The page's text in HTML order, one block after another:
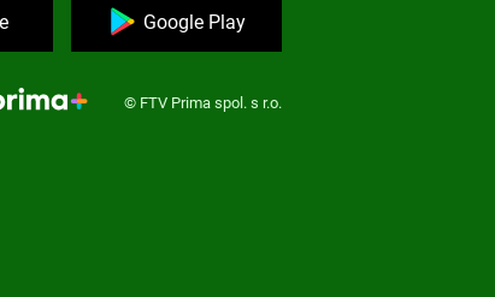
Google Play
© FTV Prima spol. s r.o.